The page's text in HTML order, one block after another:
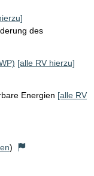
des
[alle RV hierzu]
Energien [alle RV
)